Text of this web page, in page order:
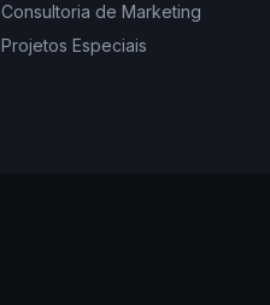
Consultoria de Marketing
Projetos Especiais